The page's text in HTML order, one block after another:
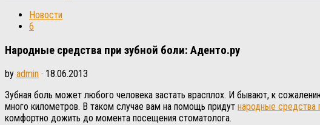
Новости
6
Народные средства при зубной боли: Аденто.ру
by admin · 18.06.2013
Зубная боль может любого человека застать врасплох. И бывают, к
много километров. В таком случае вам на помощь придут народные средства
комфортно дожить до момента посещения стоматолога.